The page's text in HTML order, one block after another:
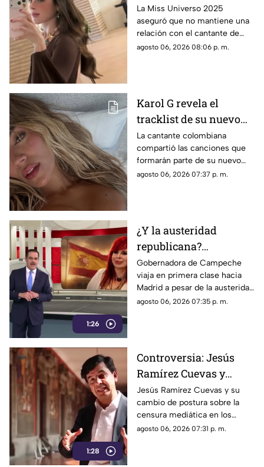
tener un romance con
Natanael Cano
La Miss Universo 2025
aseguró que no mantiene una
relación con el cantante de
corridos tumbados.
agosto 06, 2026 08:06 p. m.
Karol G revela el
tracklist de su nuevo
álbum antes de su
lanzamiento; esta es la
lista completa
La cantante colombiana
compartió las canciones que
formarán parte de su nuevo
material de estudio,
agosto 06, 2026 07:37 p. m.
1:26
¿Y la austeridad
republicana?
Gobernadora Layda
Sansores viaja en
primera clase hacia
Madrid
Gobernadora de Campeche
viaja en primera clase hacia
Madrid a pesar de la austeridad
republicana.
agosto 06, 2026 07:35 p. m.
1:28
Controversia: Jesús
Ramírez Cuevas y
Censura a los Medios
de Comunicación
Jesús Ramírez Cuevas y su
cambio de postura sobre la
censura mediática en los
medios de comunicación.
agosto 06, 2026 07:31 p. m.